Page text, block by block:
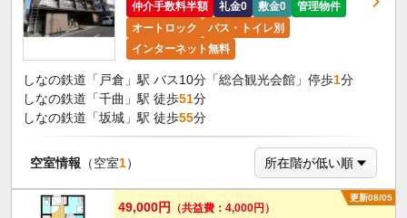
仲介手数料半額 礼金0 敷金0
管理物件
オートロック
バス・トイレ別
インターネット無料
しなの鉄道「戸倉」駅 バス10分「総合観光会館」停歩1分
しなの鉄道「千曲」駅 徒歩51分
しなの鉄道「坂城」駅 徒歩55分
空室情報 （空室1）
更新08/05
49,000円
（共益費：4,000円）